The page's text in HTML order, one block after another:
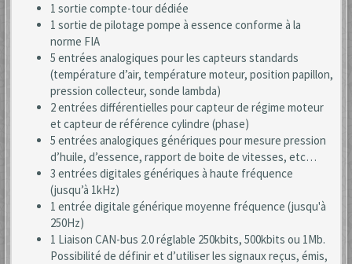
1 sortie compte-tour dédiée
1 sortie de pilotage pompe à essence conforme à la
norme FIA
5 entrées analogiques pour les capteurs standards
(température d’air, température moteur, position papillon,
pression collecteur, sonde lambda)
2 entrées différentielles pour capteur de régime moteur
et capteur de référence cylindre (phase)
5 entrées analogiques génériques pour mesure pression
d’huile, d’essence, rapport de boite de vitesses, etc…
3 entrées digitales génériques à haute fréquence
(jusqu’à 1kHz)
1 entrée digitale générique moyenne fréquence (jusqu'à
250Hz)
1 Liaison CAN-bus 2.0 réglable 250kbits, 500kbits ou 1Mb.
Possibilité de définir et d’utiliser les signaux reçus, émis,